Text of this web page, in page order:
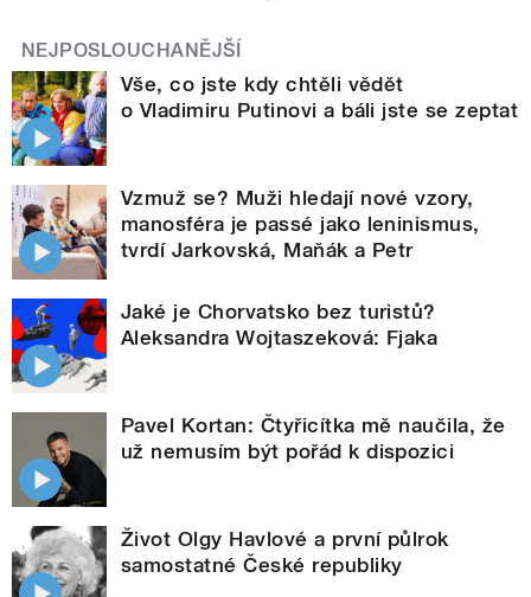
NEJPOSLOUCHANĚJŠÍ
Vše, co jste kdy chtěli vědět
o Vladimiru Putinovi a báli jste se zeptat
Vzmuž se? Muži hledají nové vzory,
manosféra je passé jako leninismus,
tvrdí Jarkovská, Maňák a Petr
Jaké je Chorvatsko bez turistů?
Aleksandra Wojtaszeková: Fjaka
Pavel Kortan: Čtyřicítka mě naučila, že
už nemusím být pořád k dispozici
Život Olgy Havlové a první půlrok
samostatné České republiky